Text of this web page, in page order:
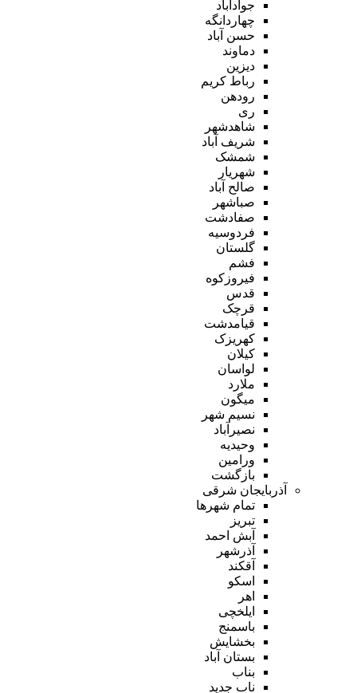
جوادآباد
چهاردانگه
حسن آباد
دماوند
دیزین
رباط کریم
رودهن
ری
شاهدشهر
شریف آباد
شمشک
شهریار
صالح آباد
صباشهر
صفادشت
فردوسیه
گلستان
فشم
فیروزکوه
قدس
قرچک
قیامدشت
کهریزک
کیلان
لواسان
ملارد
میگون
نسیم شهر
نصیرآباد
وحیدیه
ورامین
بازگشت
آذربایجان شرقی
تمام شهر‌ها
تبریز
آبش احمد
آذرشهر
آقکند
اسکو
اهر
ایلخچی
باسمنج
بخشایش
بستان آباد
بناب
ناب جدید